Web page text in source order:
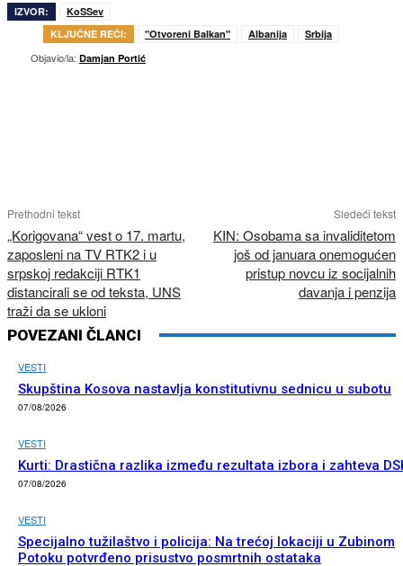
IZVOR:
KoSSev
KLJUČNE REČI:
"Otvoreni Balkan" Albanija Srbija
Objavio/la: Damjan Portić
Prethodni tekst
„Korigovana“ vest o 17. martu,
zaposleni na TV RTK2 i u
srpskoj redakciji RTK1
distancirali se od teksta, UNS
traži da se ukloni
Sledeći tekst
KIN: Osobama sa invaliditetom
još od januara onemogućen
pristup novcu iz socijalnih
davanja i penzija
POVEZANI ČLANCI
VESTI
Skupština Kosova nastavlja konstitutivnu sednicu u subotu
07/08/2026
VESTI
Kurti: Drastična razlika između rezultata izbora i zahteva
07/08/2026
VESTI
Specijalno tužilaštvo i policija: Na trećoj lokaciji u Zubinom
Potoku potvrđeno prisustvo posmrtnih ostataka